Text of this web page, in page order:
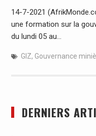
14-7-2021
une formation sur la
du lundi 05 au…
GIZ, Gouvernance
DERNIERS